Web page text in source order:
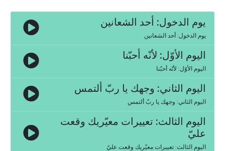
يوم الدخول: أحد الشعانين
يوم الدخول: أحد الشعانين
اليوم الأوّل: لأنّه أحبّنا
اليوم الأوّل: لأنّه أحبّنا
اليوم الثاني: وجهك يا ربّ ألتمس
اليوم الثاني: وجهك يا ربّ ألتمس
اليوم الثالث: تعييرات معيّريك وقعت
عليّ
اليوم الثالث: تعييرات معيّريك وقعت عليّ